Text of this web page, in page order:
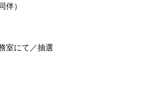
）
にて／抽選